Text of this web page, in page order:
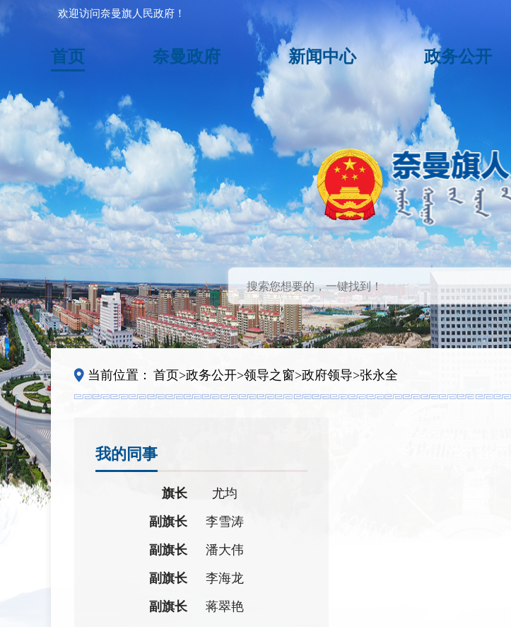
欢迎访问奈曼旗人民政府！
首页 奈曼政府 新闻中心 政务公开
当前位置： 首页>政务公开>领导之窗>政府领导>张永全
我的同事
旗长
尤均
副旗长
李雪涛
副旗长
潘大伟
副旗长
李海龙
副旗长
蒋翠艳